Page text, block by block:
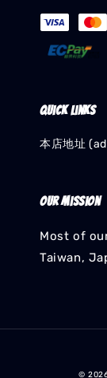
Quick links
本店地址
Our mission
Most of
Taiwan,
©